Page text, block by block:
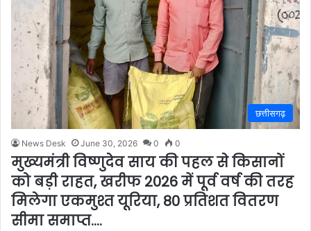
छत्तीसगढ़
News Desk June 30, 2026 0 0
मुख्यमंत्री विष्णुदेव साय की पहल से किसानों
को बड़ी राहत, खरीफ 2026 में पूर्व वर्ष की तरह
मिलेगा एकमुश्त यूरिया, 80 प्रतिशत वितरण
सीमा समाप्त….